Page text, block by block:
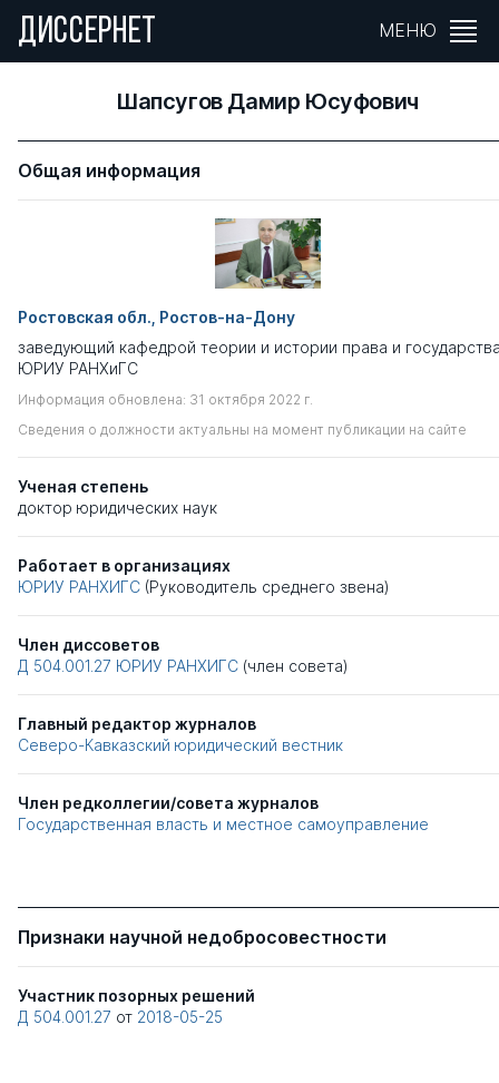
ДИССЕРНЕТ МЕНЮ
Шапсугов Дамир Юсуфович
Общая информация
Ростовская обл., Ростов-на-Дону
заведующий кафедрой теории и истории права и
ЮРИУ РАНХиГС
Информация обновлена: 31 октября 2022 г.
Сведения о должности актуальны на момент публикации на сайте
Ученая степень
доктор юридических наук
Работает в организациях
ЮРИУ РАНХИГС (Руководитель среднего звена)
Член диссоветов
Д 504.001.27 ЮРИУ РАНХИГС (член совета)
Главный редактор журналов
Северо-Кавказский юридический вестник
Член редколлегии/совета журналов
Государственная власть и местное самоуправление
Признаки научной недобросовестности
Участник позорных решений
Д 504.001.27 от 2018-05-25